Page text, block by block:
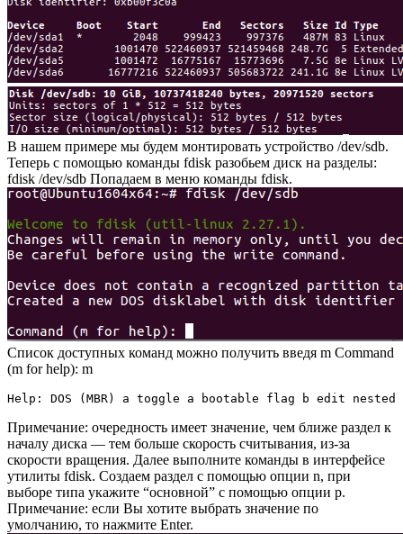
В нашем примере мы будем монтировать устройство /dev/sdb.
Теперь с помощью команды fdisk разобьем диск на разделы:
fdisk /dev/sdb Попадаем в меню команды fdisk.
Список доступных команд можно получить введя m Command
(m for help): m
Help: DOS (MBR) a toggle a bootable flag b edit
Примечание: очередность имеет значение, чем ближе раздел к
началу диска — тем больше скорость считывания, из-за
скорости вращения. Далее выполните команды в интерфейсе
утилиты fdisk. Создаем раздел с помощью опции n, при
выборе типа укажите “основной” с помощью опции p.
Примечание: если Вы хотите выбрать значение по
умолчанию, то нажмите Enter.